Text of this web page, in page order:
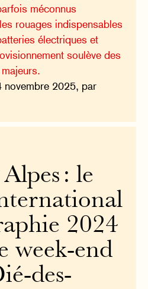
méconnus
rouages indispensables
électriques et
soulève des
novembre 2025, par
: le
2024
week-end
des-